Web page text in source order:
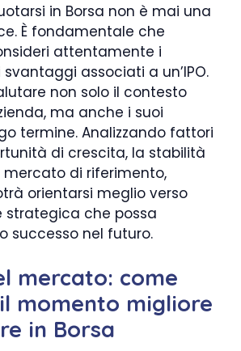
in Borsa non è mai una
È fondamentale che
attentamente i
associati a un’IPO.
non solo il contesto
ma anche i suoi
termine. Analizzando fattori
di crescita, la stabilità
mercato di riferimento,
orientarsi meglio verso
strategica che possa
successo nel futuro.
mercato: come
momento migliore
in Borsa